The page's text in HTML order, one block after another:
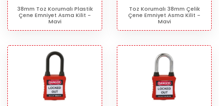
38mm Toz Korumalı Plastik
Çene Emniyet Asma Kilit -
Mavi
Toz Korumalı 38mm Çelik
Çene Emniyet Asma Kilit -
Mavi